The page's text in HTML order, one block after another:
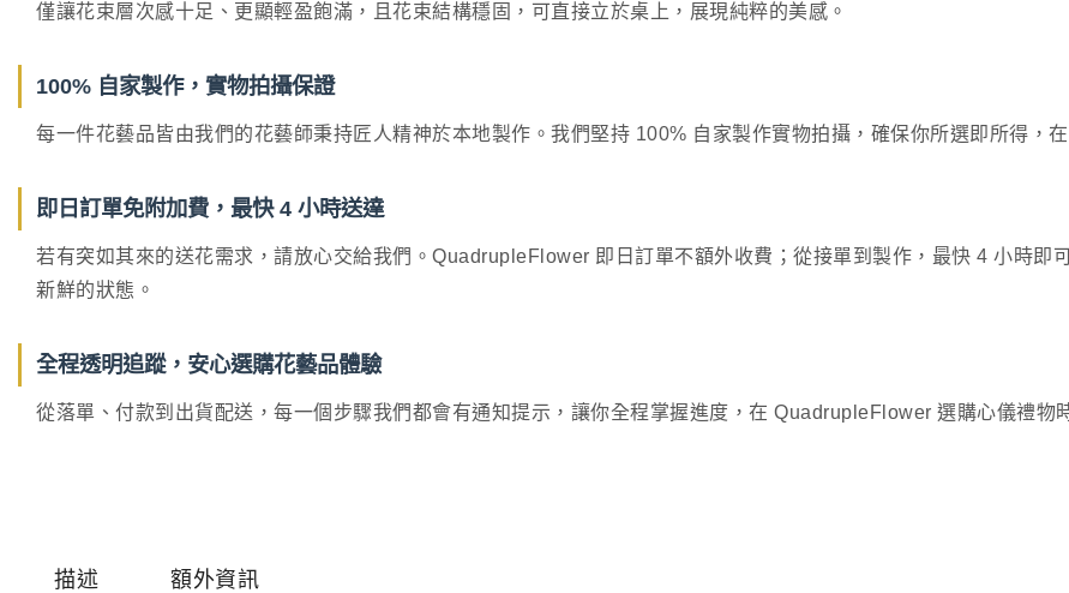
僅讓花束層次感十足、更顯輕盈飽滿，且花束結構穩固，可直接立於桌上，展現純粹的美感。
100% 自家製作，實物拍攝保證
每一件花藝品皆由我們的花藝師秉持匠人精神於本地製作。我們堅持 100% 自家製作實物拍攝，確保你所選即所得，
即日訂單免附加費，最快 4 小時送達
若有突如其來的送花需求，請放心交給我們。QuadrupleFlower 即日訂單不額外收費；從接單到製作，最快 4 小時即
新鮮的狀態。
全程透明追蹤，安心選購花藝品體驗
從落單、付款到出貨配送，每一個步驟我們都會有通知提示，讓你全程掌握進度，在 QuadrupleFlower 選購心儀禮物
描述 額外資訊